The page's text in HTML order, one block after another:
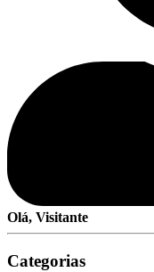
Olá, Visitante
Categorias